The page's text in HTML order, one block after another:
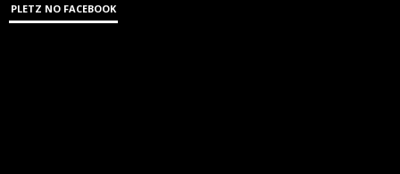
PLETZ NO FACEBOOK